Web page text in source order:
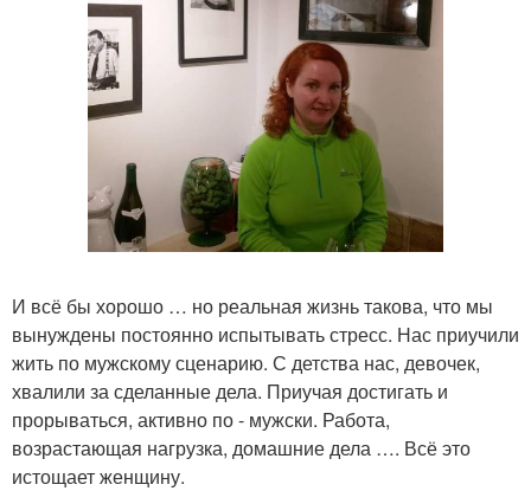
И всё бы хорошо … но реальная жизнь такова, что мы
вынуждены постоянно испытывать стресс. Нас приучили
жить по мужскому сценарию. С детства нас, девочек,
хвалили за сделанные дела. Приучая достигать и
прорываться, активно по - мужски. Работа,
возрастающая нагрузка, домашние дела …. Всё это
истощает женщину.